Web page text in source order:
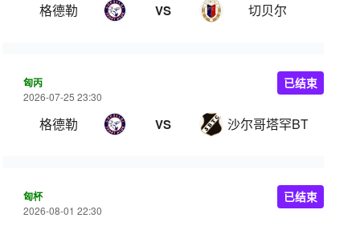
格德勒 VS 切贝尔
匈丙
2026-07-25 23:30
格德勒 VS 沙尔哥塔罕BTC
已结束
匈杯
2026-08-01 22:30
已结束